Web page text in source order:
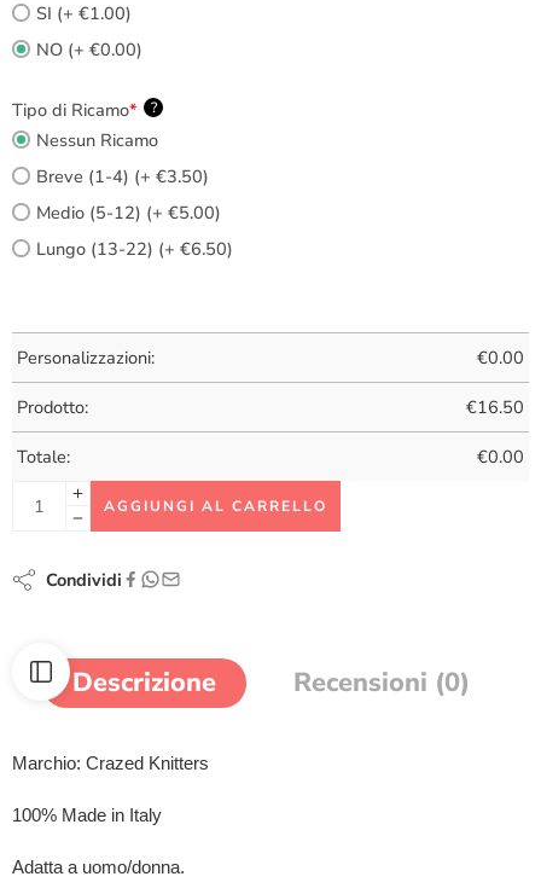
SI (+ €1.00)
NO (+ €0.00)
Tipo di Ricamo* ?
Nessun Ricamo
Breve (1-4) (+ €3.50)
Medio (5-12) (+ €5.00)
Lungo (13-22) (+ €6.50)
Personalizzazioni: €0.00
Prodotto: €16.50
Totale: €0.00
AGGIUNGI AL CARRELLO
Condividi
Descrizione Recensioni (0)
Marchio: Crazed Knitters
100% Made in Italy
Adatta a uomo/donna.